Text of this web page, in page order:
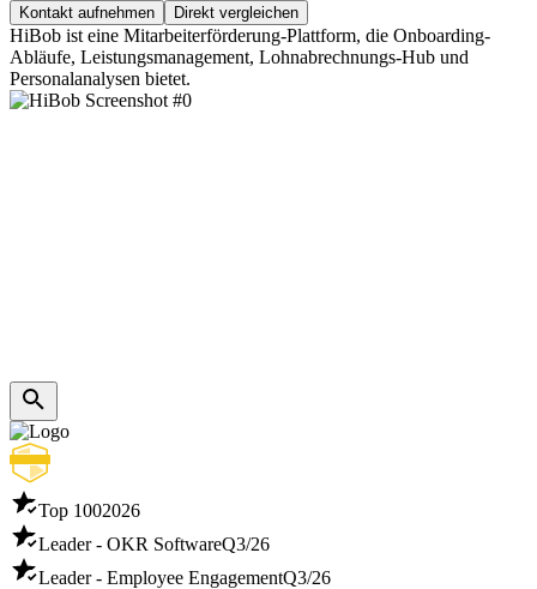
Kontakt aufnehmen Direkt vergleichen
HiBob ist eine Mitarbeiterförderung-Plattform, die Onboarding-
Abläufe, Leistungsmanagement, Lohnabrechnungs-Hub und
Personalanalysen bietet.
Top 1002026
Leader - OKR SoftwareQ3/26
Leader - Employee EngagementQ3/26